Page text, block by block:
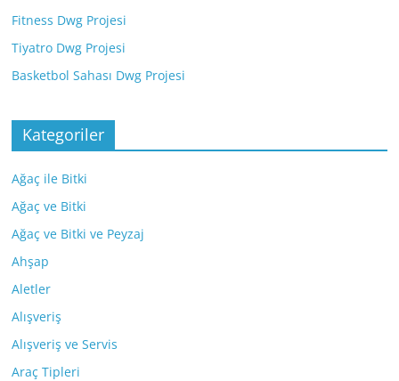
Fitness Dwg Projesi
Tiyatro Dwg Projesi
Basketbol Sahası Dwg Projesi
Kategoriler
Ağaç ile Bitki
Ağaç ve Bitki
Ağaç ve Bitki ve Peyzaj
Ahşap
Aletler
Alışveriş
Alışveriş ve Servis
Araç Tipleri